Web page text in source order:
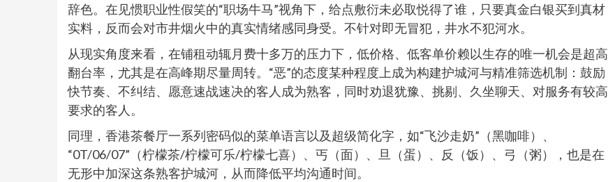
辞色。在见惯职业性假笑的“职场牛马”视角下，给点敷衍未必取悦得了谁，只要真金白银买到真材
实料，反而会对市井烟火中的真实情绪感同身受。不针对即无冒犯，井水不犯河水。
从现实角度来看，在铺租动辄月费十多万的压力下，低价格、低客单价赖以生存的唯一机会是超高
翻台率，尤其是在高峰期尽量周转。“恶”的态度某种程度上成为构建护城河与精准筛选机制：鼓励
快节奏、不纠结、愿意速战速决的客人成为熟客，同时劝退犹豫、挑剔、久坐聊天、对服务有较高
要求的客人。
同理，香港茶餐厅一系列密码似的菜单语言以及超级简化字，如“飞沙走奶”（黑咖啡）、
“0T/06/07”（柠檬茶/柠檬可乐/柠檬七喜）、丐（面）、旦（蛋）、反（饭）、弓（粥），也是在
无形中加深这条熟客护城河，从而降低平均沟通时间。